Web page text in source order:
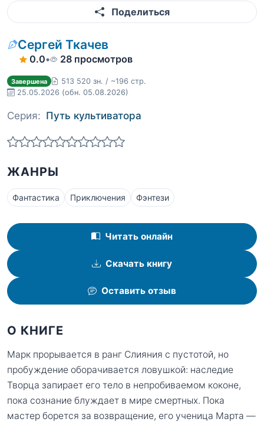
Поделиться
Сергей Ткачев
0.0• 28 просмотров
Завершена
513 520 зн. / ~196 стр.
25.05.2026 (обн. 05.08.2026)
Серия: Путь культиватора
ЖАНРЫ
Фантастика Приключения Фэнтези
Читать онлайн
Скачать книгу
Оставить отзыв
О КНИГЕ
Марк прорывается в ранг Слияния с пустотой, но
пробуждение оборачивается ловушкой: наследие
Творца запирает его тело в непробиваемом коконе,
пока сознание блуждает в мире смертных. Пока
мастер борется за возвращение, его ученица Марта —